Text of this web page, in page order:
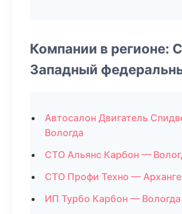
Компании в регионе:
Западный
Автосалон Двигатель
Вологда
СТО Альянс Карбон —
СТО Профи Техно —
ИП Турбо Карбон — Вологда